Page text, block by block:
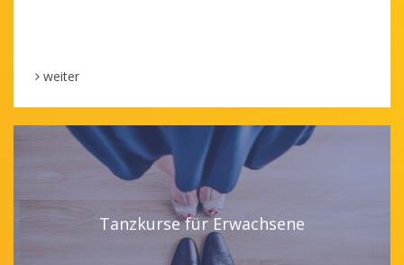
weiter
Tanzkurse für Erwachsene